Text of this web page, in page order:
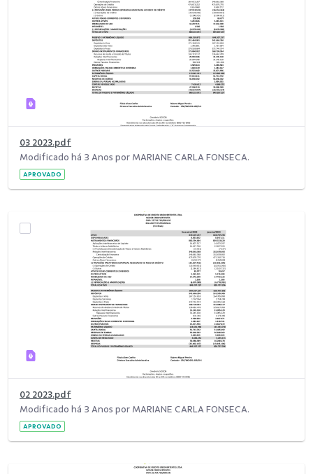
03 2023.pdf
Modificado há 3 Anos por MARIANE CARLA FONSECA.
APROVADO
02 2023.pdf
Modificado há 3 Anos por MARIANE CARLA FONSECA.
APROVADO